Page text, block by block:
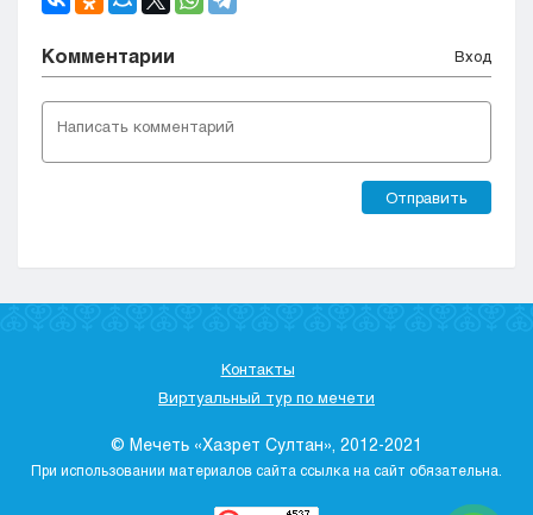
Комментарии Вход
Отправить
Контакты
Виртуальный тур по мечети
© Мечеть «Хазрет Султан», 2012-2021
При использовании материалов сайта ссылка на сайт обязательна.